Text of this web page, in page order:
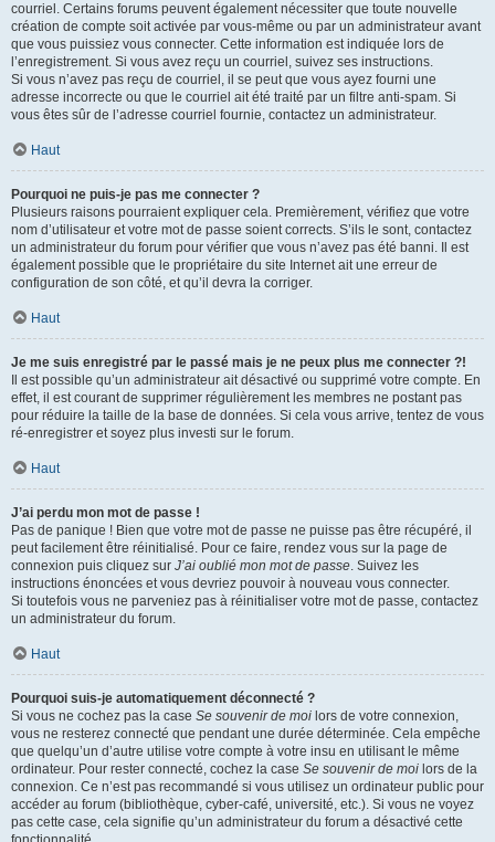
courriel. Certains forums peuvent également nécessiter que toute nouvelle
création de compte soit activée par vous-même ou par un administrateur avant
que vous puissiez vous connecter. Cette information est indiquée lors de
l’enregistrement. Si vous avez reçu un courriel, suivez ses instructions.
Si vous n’avez pas reçu de courriel, il se peut que vous ayez fourni une
adresse incorrecte ou que le courriel ait été traité par un filtre anti-spam. Si
vous êtes sûr de l’adresse courriel fournie, contactez un administrateur.
Haut
Pourquoi ne puis-je pas me connecter ?
Plusieurs raisons pourraient expliquer cela. Premièrement, vérifiez que votre
nom d’utilisateur et votre mot de passe soient corrects. S’ils le sont, contactez
un administrateur du forum pour vérifier que vous n’avez pas été banni. Il est
également possible que le propriétaire du site Internet ait une erreur de
configuration de son côté, et qu’il devra la corriger.
Haut
Je me suis enregistré par le passé mais je ne peux plus me connecter ?!
Il est possible qu’un administrateur ait désactivé ou supprimé votre compte. En
effet, il est courant de supprimer régulièrement les membres ne postant pas
pour réduire la taille de la base de données. Si cela vous arrive, tentez de vous
ré-enregistrer et soyez plus investi sur le forum.
Haut
J’ai perdu mon mot de passe !
Pas de panique ! Bien que votre mot de passe ne puisse pas être récupéré, il
peut facilement être réinitialisé. Pour ce faire, rendez vous sur la page de
connexion puis cliquez sur J’ai oublié mon mot de passe. Suivez les
instructions énoncées et vous devriez pouvoir à nouveau vous connecter.
Si toutefois vous ne parveniez pas à réinitialiser votre mot de passe, contactez
un administrateur du forum.
Haut
Pourquoi suis-je automatiquement déconnecté ?
Si vous ne cochez pas la case Se souvenir de moi lors de votre connexion,
vous ne resterez connecté que pendant une durée déterminée. Cela empêche
que quelqu’un d’autre utilise votre compte à votre insu en utilisant le même
ordinateur. Pour rester connecté, cochez la case Se souvenir de moi lors de la
connexion. Ce n’est pas recommandé si vous utilisez un ordinateur public pour
accéder au forum (bibliothèque, cyber-café, université, etc.). Si vous ne voyez
pas cette case, cela signifie qu’un administrateur du forum a désactivé cette